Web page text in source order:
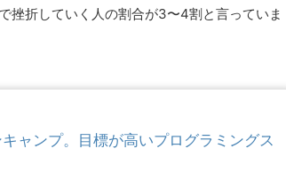
挫折していく人の割合が3〜4割と言っていま
ャンプ。目標が高いプログラミングス